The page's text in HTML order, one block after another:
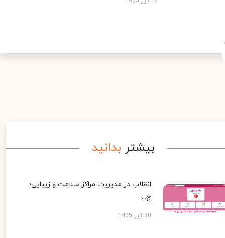
بیشتر بدانید
انقلاب در مدیریت مراکز سلامت و زیبایی؛
چ...
30 تیر 1405